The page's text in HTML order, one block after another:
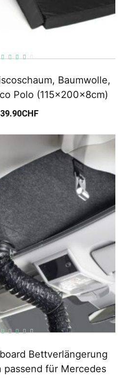
Baumwolle,
Polo (115x200x8cm)
CHF
Bettverlängerung
passend für Mercedes